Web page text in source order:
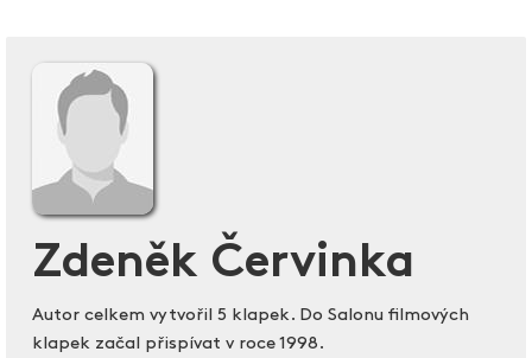
Zdeněk Červinka
Autor celkem vytvořil 5 klapek. Do Salonu filmových
klapek začal přispívat v roce 1998.